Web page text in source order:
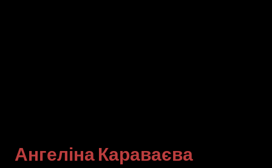
Ангеліна Караваєва